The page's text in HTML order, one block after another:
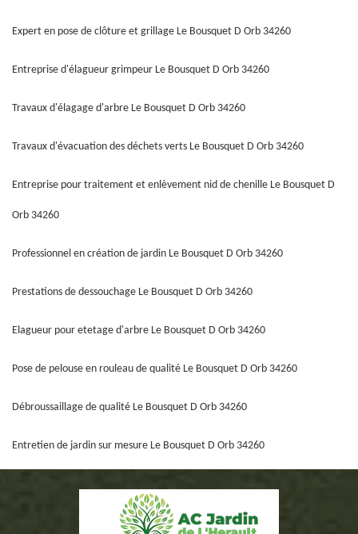
Expert en pose de clôture et grillage Le Bousquet D Orb 34260
Entreprise d'élagueur grimpeur Le Bousquet D Orb 34260
Travaux d'élagage d'arbre Le Bousquet D Orb 34260
Travaux d'évacuation des déchets verts Le Bousquet D Orb 34260
Entreprise pour traitement et enlèvement nid de chenille Le Bousquet D
Orb 34260
Professionnel en création de jardin Le Bousquet D Orb 34260
Prestations de dessouchage Le Bousquet D Orb 34260
Elagueur pour etetage d'arbre Le Bousquet D Orb 34260
Pose de pelouse en rouleau de qualité Le Bousquet D Orb 34260
Débroussaillage de qualité Le Bousquet D Orb 34260
Entretien de jardin sur mesure Le Bousquet D Orb 34260